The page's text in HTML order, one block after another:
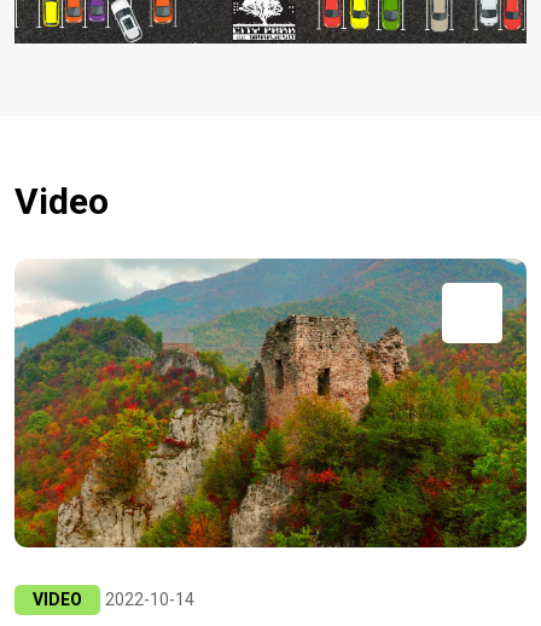
Video
VIDEO 2022-10-14